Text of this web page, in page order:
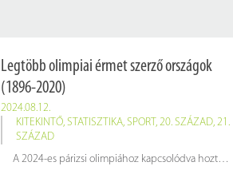
Legtöbb olimpiai érmet szerző országok
(1896-2020)
2024.08.12.
KITEKINTŐ, STATISZTIKA, SPORT, 20. SZÁZAD, 21.
SZÁZAD
A 2024-es párizsi olimpiához kapcsolódva hoztunk nektek egy érdekes statisztikát a legtöbb érmet szerző országokról.